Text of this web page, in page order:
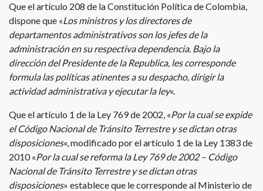
Que el artículo 208 de la Constitución Política de Colombia,
dispone que «Los ministros y los directores de
departamentos administrativos son los jefes de la
administración en su respectiva dependencia. Bajo la
dirección del Presidente de la Republica, les corresponde
formula las políticas atinentes a su despacho, dirigir la
actividad administrativa y ejecutar la ley«.
Que el artículo 1 de la Ley 769 de 2002, «Por la cual se expide
el Código Nacional de Tránsito Terrestre y se dictan otras
disposiciones«, modificado por el artículo 1 de la Ley 1383 de
2010 «Por la cual se reforma la Ley 769 de 2002 – Código
Nacional de Tránsito Terrestre y se dictan otras
disposiciones» establece que le corresponde al Ministerio de